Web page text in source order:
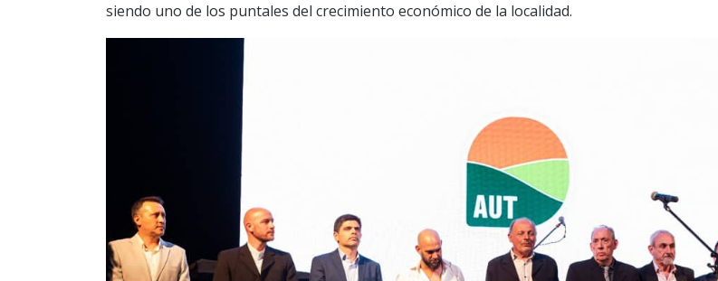
siendo uno de los puntales del crecimiento económico de la localidad.